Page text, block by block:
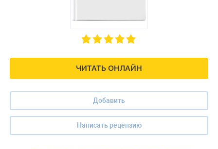
ЧИТАТЬ ОНЛАЙН
Добавить
Написать рецензию